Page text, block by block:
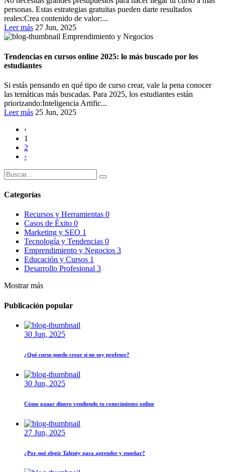
personas. Estas estrategias gratuitas pueden darte resultados
reales:Crea contenido de valor:...
Leer más 27 Jun, 2025
Emprendimiento y Negocios
Tendencias en cursos online 2025: lo más buscado por los
estudiantes
Si estás pensando en qué tipo de curso crear, vale la pena conocer
las temáticas más buscadas. Para 2025, los estudiantes están
priorizando:Inteligencia Artific...
Leer más 25 Jun, 2025
‹
1
2
›
Categorías
Recursos y Herramientas 0
Casos de Éxito 0
Marketing y SEO 1
Tecnología y Tendencias 0
Emprendimiento y Negocios 3
Educación y Cursos 1
Desarrollo Profesional 3
Mostrar más
Publicación popular
30 Jun, 2025
¿Qué curso puedo crear si no soy profesor?
30 Jun, 2025
Cómo ganar dinero vendiendo tu conocimiento online
27 Jun, 2025
¿Por qué elegir Talenty para aprender y enseñar?